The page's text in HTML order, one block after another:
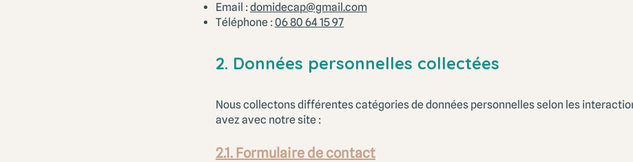
Email : domidecap@gmail.com
Téléphone : 06 80 64 15 97
2. Données personnelles collectées
Nous collectons différentes catégories de données personnelles selon les
avez avec notre site :
2.1. Formulaire de contact